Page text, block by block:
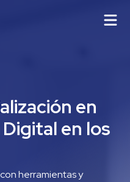
en
en los
herramientas y